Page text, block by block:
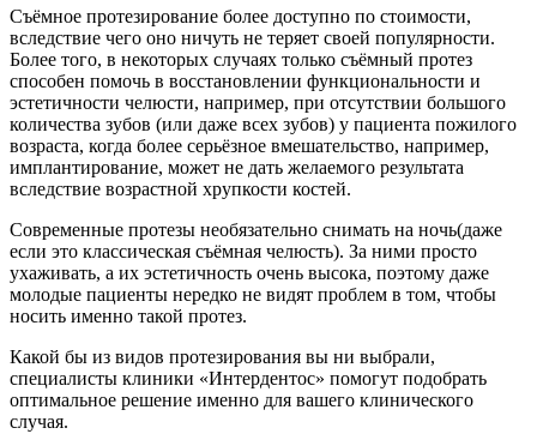
Съёмное протезирование более доступно по стоимости,
вследствие чего оно ничуть не теряет своей популярности.
Более того, в некоторых случаях только съёмный протез
способен помочь в восстановлении функциональности и
эстетичности челюсти, например, при отсутствии большого
количества зубов (или даже всех зубов) у пациента пожилого
возраста, когда более серьёзное вмешательство, например,
имплантирование, может не дать желаемого результата
вследствие возрастной хрупкости костей.
Современные протезы необязательно снимать на ночь(даже
если это классическая съёмная челюсть). За ними просто
ухаживать, а их эстетичность очень высока, поэтому даже
молодые пациенты нередко не видят проблем в том, чтобы
носить именно такой протез.
Какой бы из видов протезирования вы ни выбрали,
специалисты клиники «Интердентос» помогут подобрать
оптимальное решение именно для вашего клинического
случая.